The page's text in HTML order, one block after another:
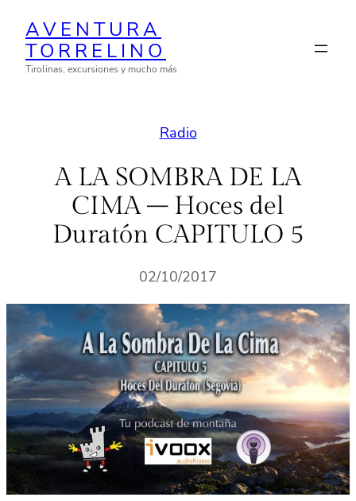
contenido
AVENTURA
TORRELINO
Tirolinas, excursiones y mucho más
Radio
A LA SOMBRA DE LA
CIMA – Hoces del
Duratón CAPITULO 5
02/10/2017